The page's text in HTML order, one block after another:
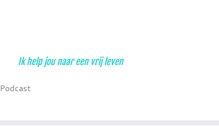
Ik help jou naar een vrij leven
Podcast